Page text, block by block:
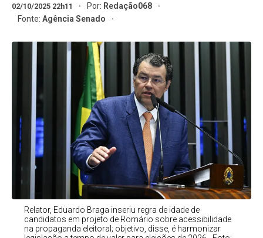
02/10/2025 22h11 Por: Redação068
Fonte:Agência Senado
Relator, Eduardo Braga inseriu regra de idade de
candidatos em projeto de Romário sobre acessibilidade
na propaganda eleitoral; objetivo, disse, é harmonizar